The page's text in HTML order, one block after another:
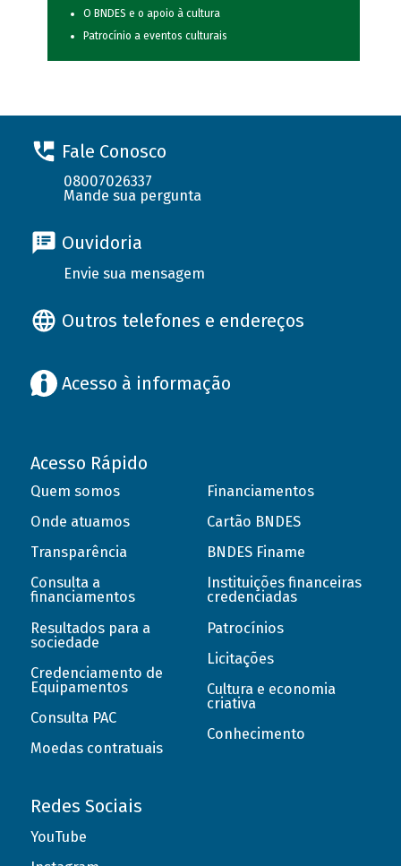
O BNDES e o apoio à cultura
Patrocínio a eventos culturais
Fale Conosco
08007026337
Mande sua pergunta
Ouvidoria
Envie sua mensagem
Outros telefones e endereços
Acesso à informação
Acesso Rápido
Quem somos
Onde atuamos
Transparência
Consulta a
financiamentos
Resultados para a
sociedade
Credenciamento de
Equipamentos
Consulta PAC
Moedas contratuais
Financiamentos
Cartão BNDES
BNDES Finame
Instituições financeiras
credenciadas
Patrocínios
Licitações
Cultura e economia
criativa
Conhecimento
Redes Sociais
YouTube